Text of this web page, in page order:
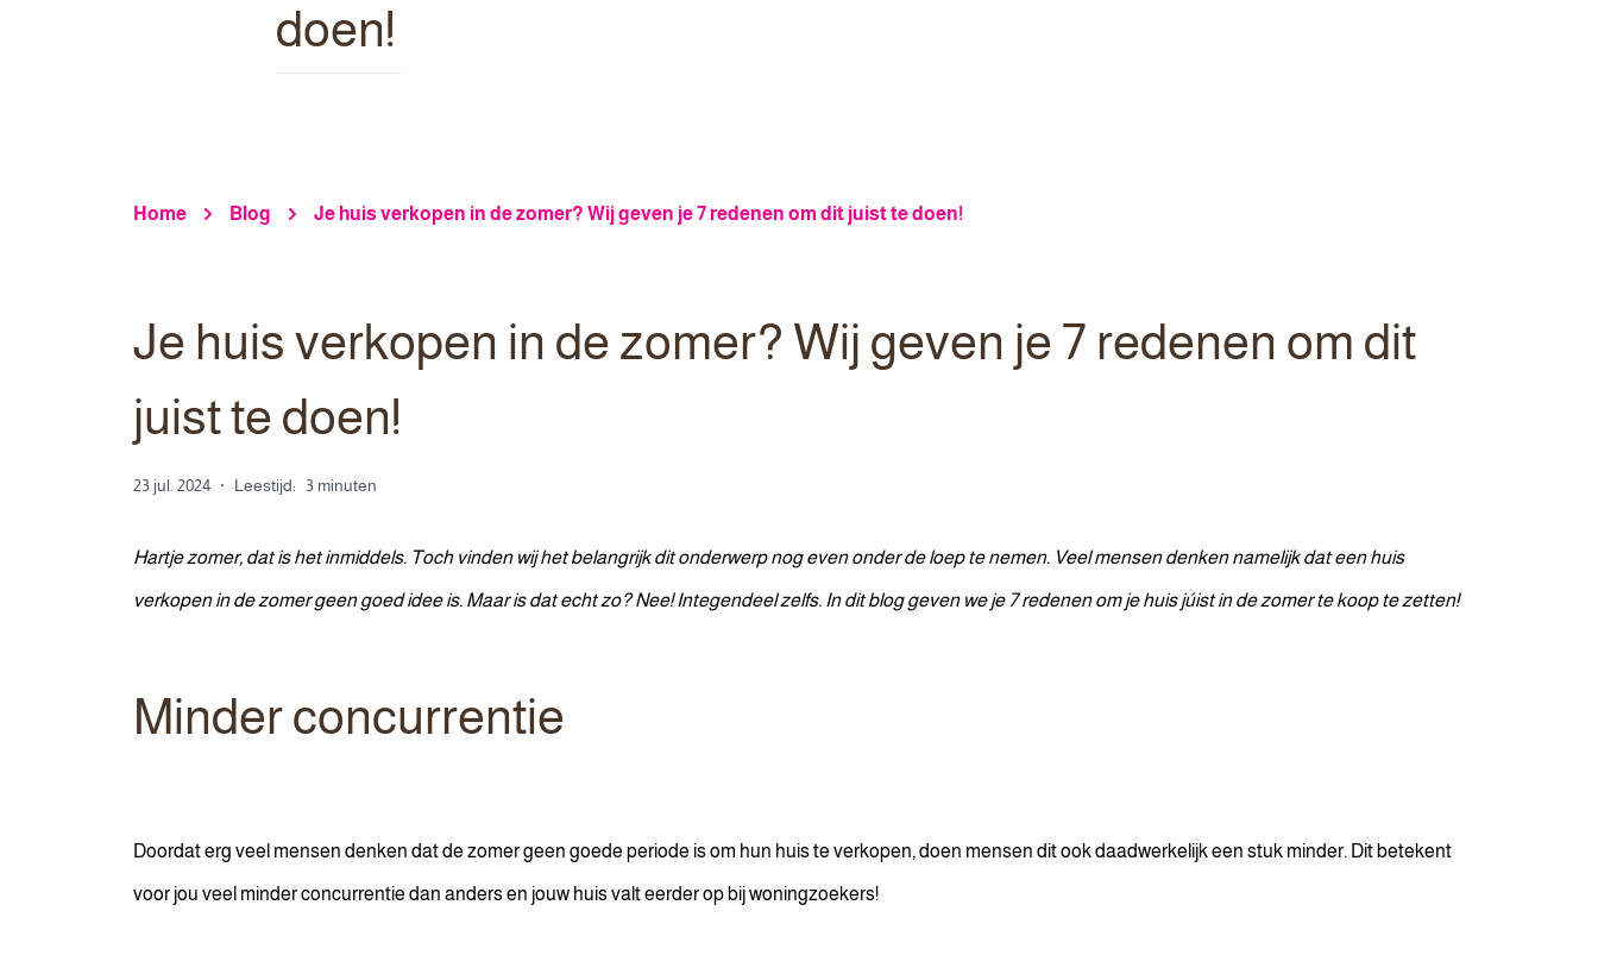
doen!
Home Blog Je huis verkopen in de zomer? Wij geven je 7 redenen om dit juist te doen!
Je huis verkopen in de zomer? Wij geven je 7 redenen om dit
juist te doen!
23 jul. 2024 · Leestijd: 3 minuten
Hartje zomer, dat is het inmiddels. Toch vinden wij het belangrijk dit onderwerp nog even onder de loep te nemen. Veel mensen denken namelijk dat een huis
verkopen in de zomer geen goed idee is. Maar is dat echt zo? Nee! Integendeel zelfs. In dit blog geven we je 7 redenen om je huis júist in de zomer te koop te zetten!
Minder concurrentie
Doordat erg veel mensen denken dat de zomer geen goede periode is om hun huis te verkopen, doen mensen dit ook daadwerkelijk een stuk minder. Dit betekent
voor jou veel minder concurrentie dan anders en jouw huis valt eerder op bij woningzoekers!